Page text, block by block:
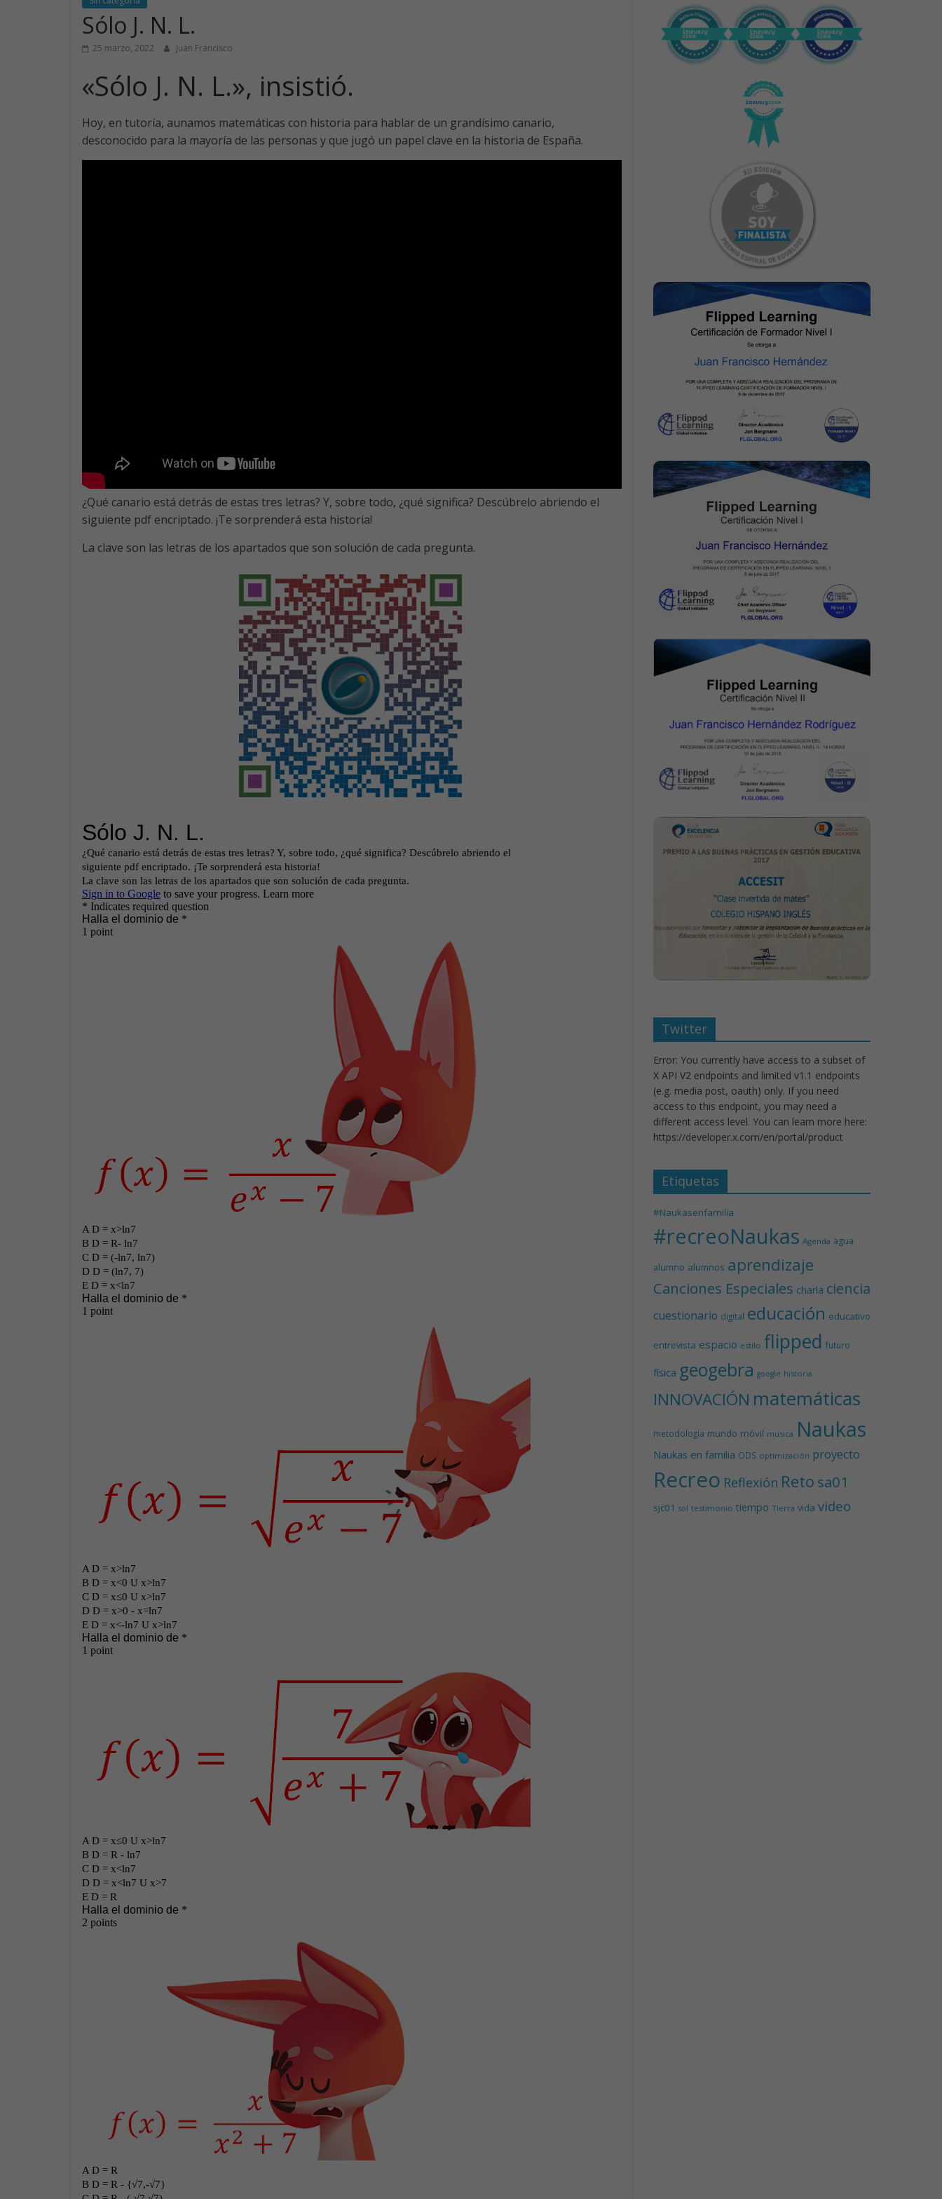
Sólo J. N. L.
25 marzo, 2022 Juan Francisco
«Sólo J. N. L.», insistió.
Hoy, en tutoría, aunamos matemáticas con historia para hablar de un grandísimo canario,
desconocido para la mayoría de las personas y que jugó un papel clave en la historia de España.
¿Qué canario está detrás de estas tres letras? Y, sobre todo, ¿qué significa? Descúbrelo abriendo el
siguiente pdf encriptado. ¡Te sorprenderá esta historia!
La clave son las letras de los apartados que son solución de cada pregunta.
Twitter
Error: You currently have access to a subset of
X API V2 endpoints and limited v1.1 endpoints
(e.g. media post, oauth) only. If you need
access to this endpoint, you may need a
different access level. You can learn more here:
https://developer.x.com/en/portal/product
Etiquetas
#Naukasenfamilia
#recreoNaukas Agenda agua
alumno alumnos aprendizaje
Canciones Especiales charla ciencia
cuestionario digital educación educativo
entrevista espacio estilo flipped futuro
física geogebra google historia
INNOVACIÓN matemáticas
metodología mundo móvil música Naukas
Naukas en familia ODS optimización proyecto
Recreo Reflexión Reto sa01
sjc01 sol testimonio tiempo Tierra vida video